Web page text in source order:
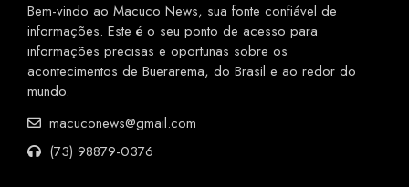
Bem-vindo ao Macuco News, sua fonte confiável de
informações. Este é o seu ponto de acesso para
informações precisas e oportunas sobre os
acontecimentos de Buerarema, do Brasil e ao redor do
mundo.
macuconews@gmail.com
(73) 98879-0376